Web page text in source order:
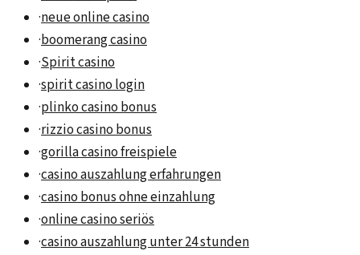
·neue online casino
·boomerang casino
·Spirit casino
·spirit casino login
·plinko casino bonus
·rizzio casino bonus
·gorilla casino freispiele
·casino auszahlung erfahrungen
·casino bonus ohne einzahlung
·online casino seriös
·casino auszahlung unter 24 stunden